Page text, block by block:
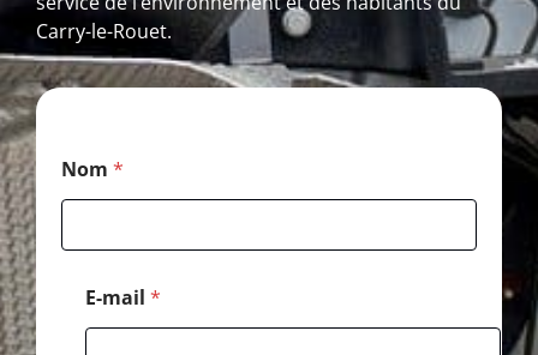
Carry-le-Rouet.
Nom *
E-mail *
*
a